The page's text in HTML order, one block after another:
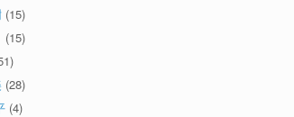
(15)
(15)
(28)
(4)